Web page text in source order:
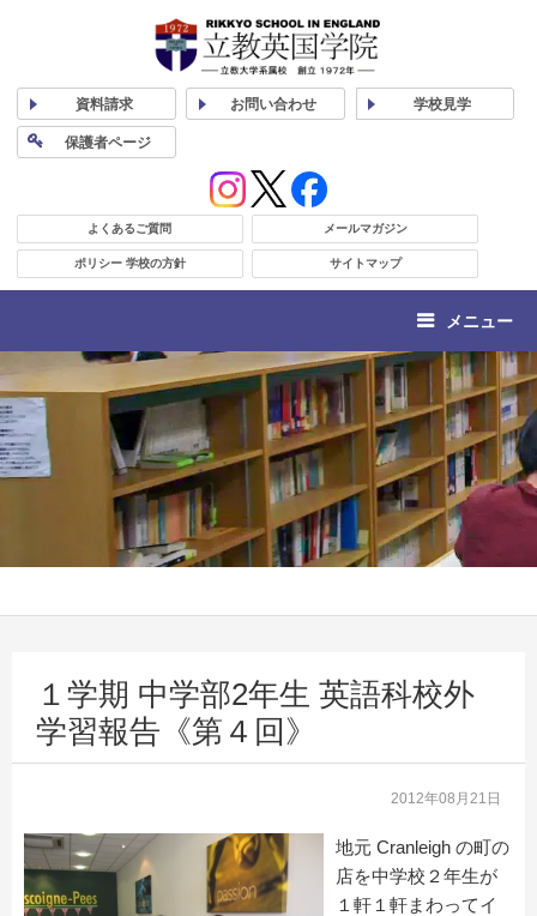
資料請求 お問い合わせ 学校見学
保護者ページ
よくあるご質問 メールマガジン
ポリシー 学校の方針 サイトマップ
メニュー
１学期 中学部2年生 英語科校外
学習報告《第４回》
2012年08月21日
地元 Cranleigh の町の
店を中学校２年生が
１軒１軒まわってイ